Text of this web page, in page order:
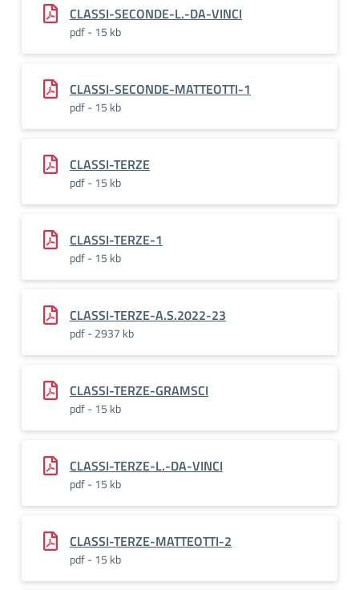
CLASSI-SECONDE-L.-DA-VINCI
pdf - 15 kb
CLASSI-SECONDE-MATTEOTTI-1
pdf - 15 kb
CLASSI-TERZE
pdf - 15 kb
CLASSI-TERZE-1
pdf - 15 kb
CLASSI-TERZE-A.S.2022-23
pdf - 2937 kb
CLASSI-TERZE-GRAMSCI
pdf - 15 kb
CLASSI-TERZE-L.-DA-VINCI
pdf - 15 kb
CLASSI-TERZE-MATTEOTTI-2
pdf - 15 kb